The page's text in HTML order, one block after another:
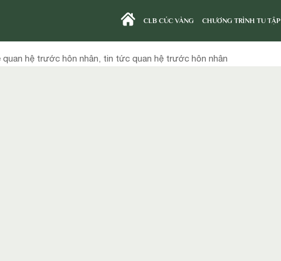
CLB CÚC VÀNG CHƯƠNG TRÌNH TU TẬP
hệ trước hôn nhân, tin tức quan hệ trước hôn nhân